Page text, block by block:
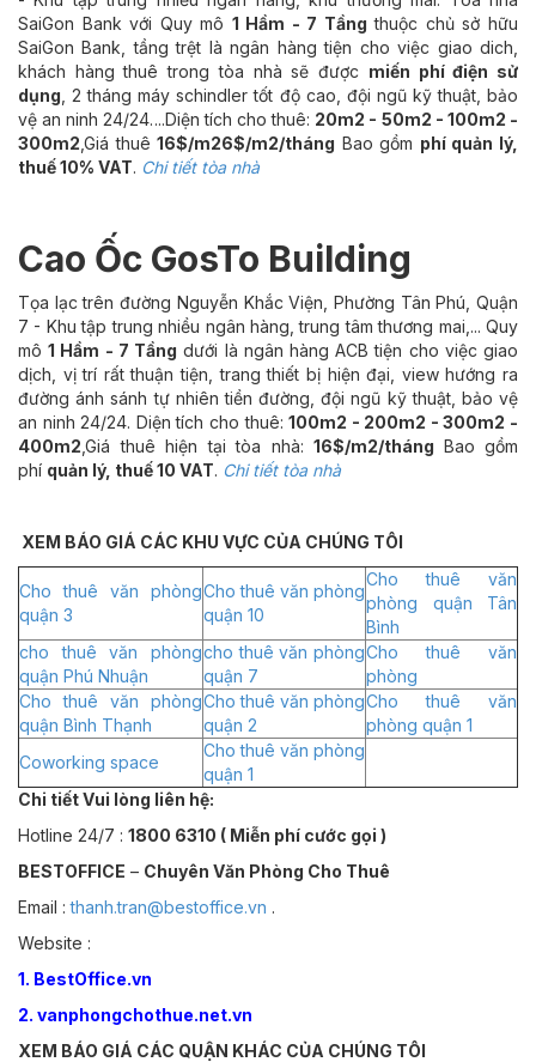
SaiGon Bank với Quy mô 1 Hầm - 7 Tầng thuộc chủ sở hữu
SaiGon Bank, tầng trệt là ngân hàng tiện cho việc giao dich,
khách hàng thuê trong tòa nhà sẽ được miến phí điện sử
dụng , 2 tháng máy schindler tốt độ cao, đội ngũ kỹ thuật, bảo
vệ an ninh 24/24....Diện tích cho thuê: 20m2 - 50m2 - 100m2 -
300m2 ,Giá thuê16$/m26$/m2/tháng Bao gồm phí quản lý,
thuế 10% VAT. Chi tiết tòa nhà
Cao Ốc GosTo Building
Tọa lạc trên đường Nguyễn Khắc Viện, Phường Tân Phú, Quận
7 - Khu tập trung nhiều ngân hàng, trung tâm thương mai,... Quy
mô1 Hầm - 7 Tầng dưới là ngân hàng ACB tiện cho việc giao
dịch, vị trí rất thuận tiện, trang thiết bị hiện đại, view hướng ra
đường ánh sánh tự nhiên tiền đường, đội ngũ kỹ thuật, bảo vệ
an ninh 24/24. Diện tích cho thuê:100m2 - 200m2 - 300m2 -
400m2 ,Giá thuê hiện tại tòa nhà: 16$/m2/tháng Bao gồm
phí quản lý, thuế 10 VAT. Chi tiết tòa nhà
XEM BÁO GIÁ CÁC KHU VỰC CỦA CHÚNG TÔI
Cho thuê văn phòng
quận 3
Cho thuê văn phòng
quận 10
Cho thuê văn
phòng quận Tân
Bình
cho thuê văn phòng
quận Phú Nhuận
cho thuê văn phòng
quận 7
Cho thuê văn
phòng
Cho thuê văn phòng
quận Bình Thạnh
Cho thuê văn phòng
quận 2
Cho thuê văn
phòng quận 1
Coworking space
Cho thuê văn phòng
quận 1
Chi tiết Vui lòng liên hệ:
Hotline 24/7 : 1800 6310 ( Miễn phí cước gọi )
BESTOFFICE – Chuyên Văn Phòng Cho Thuê
Email :thanh.tran@bestoffice.vn .
Website :
1. BestOffice.vn
2. vanphongchothue.net.vn
XEM BÁO GIÁ CÁC QUẬN KHÁC CỦA CHÚNG TÔI